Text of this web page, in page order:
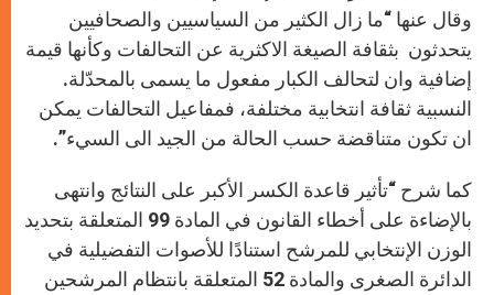
وقال عنها “ما زال الكثير من السياسيين والصحافيين
يتحدثون بثقافة الصيغة الاكثرية عن التحالفات وكأنها قيمة
إضافية وان لتحالف الكبار مفعول ما يسمى بالمحدّلة.
النسبية ثقافة انتخابية مختلفة، فمفاعيل التحالفات يمكن
ان تكون متناقضة حسب الحالة من الجيد الى السيء”.
كما شرح “تأثير قاعدة الكسر الأكبر على النتائج وانتهى
بالإضاءة على أخطاء القانون في المادة 99 المتعلقة بتحديد
الوزن الإنتخابي للمرشح استنادًا للأصوات التفضيلية في
الدائرة الصغرى والمادة 52 المتعلقة بانتظام المرشحين